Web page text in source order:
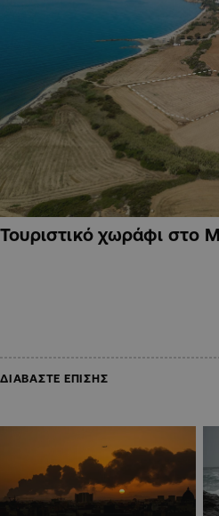
Τουριστικό χωράφι στο
ΔΙΑΒΑΣΤΕ ΕΠΙΣΗΣ